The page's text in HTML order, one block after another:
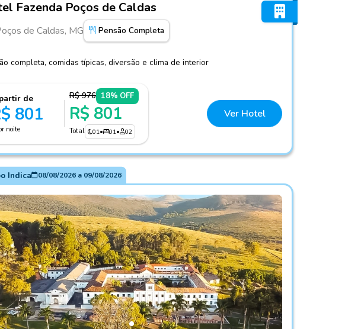
Fazenda Poços de Caldas
de Caldas, MG Pensão Completa
completa, comidas típicas, diversão e clima de interior
de
801
noite
R$ 976 18% OFF
R$ 801
Total 01• 01• 02
Ver Hotel
Indica 08/08/2026a 09/08/2026